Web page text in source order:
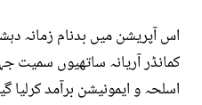
اس آپریشن میں بدنام زمانہ
کمانڈر آریانہ ساتھیوں
اسلحہ و ایمونیشن برآمد کرلیا